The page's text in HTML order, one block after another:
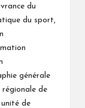
du
du sport,
générale
régionale de
de